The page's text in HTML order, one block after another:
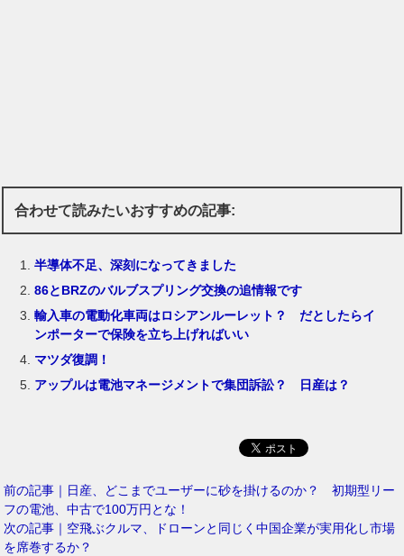
合わせて読みたいおすすめの記事:
半導体不足、深刻になってきました
86とBRZのバルブスプリング交換の追情報です
輸入車の電動化車両はロシアンルーレット？ だとしたらイ
ンポーターで保険を立ち上げればいい
マツダ復調！
アップルは電池マネージメントで集団訴訟？ 日産は？
前の記事｜日産、どこまでユーザーに砂を掛けるのか？ 初期型リー
フの電池、中古で100万円とな！
次の記事｜空飛ぶクルマ、ドローンと同じく中国企業が実用化し市場
を席巻するか？